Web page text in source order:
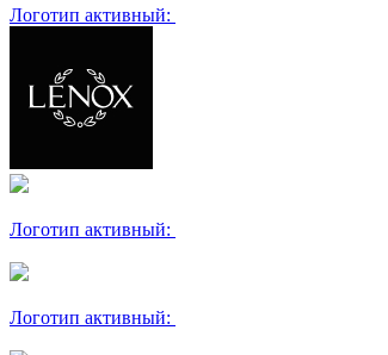
Логотип активный:
Логотип активный:
Логотип активный: